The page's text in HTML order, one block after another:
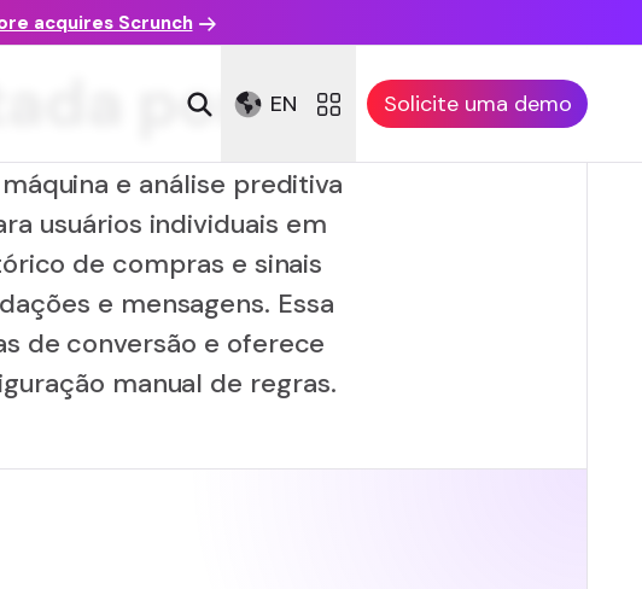
acquires Scrunch
EN Solicite uma demo
por AI
e análise preditiva
usuários individuais em
de compras e sinais
e mensagens. Essa
de conversão e oferece
manual de regras.